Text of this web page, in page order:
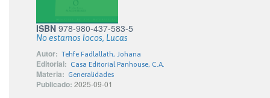
ISBN 978-980-437-583-5
No estamos locos, Lucas
Autor: Tehfe Fadlallath, Johana
Editorial: Casa Editorial Panhouse, C.A.
Materia: Generalidades
Publicado: 2025-09-01